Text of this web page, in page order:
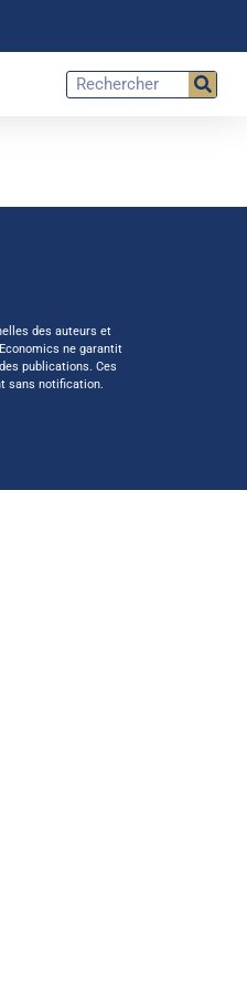
des auteurs et
ne garantit
publications. Ces
sans notification.